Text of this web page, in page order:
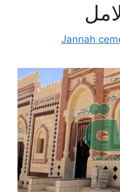
Jannah